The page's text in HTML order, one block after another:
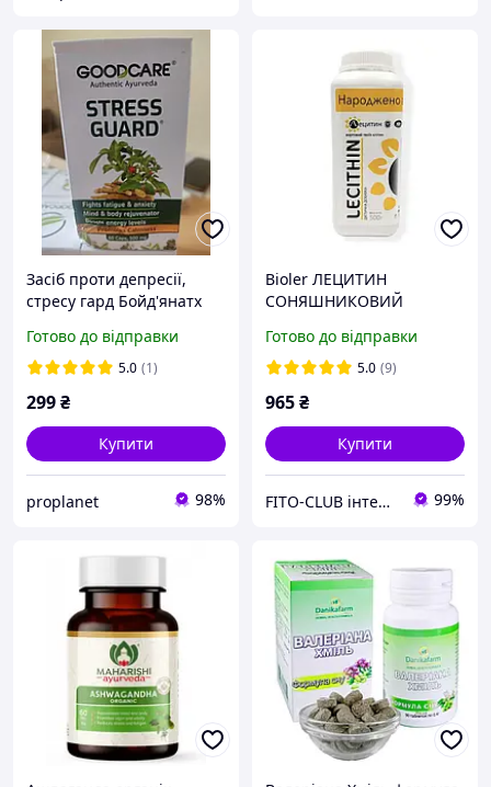
Засіб проти депресії,
стресу гард Бойд'янатх
60 капс
Готово до відправки
5.0 (1)
299₴
Купити
proplanet 98%
Bioler ЛЕЦИТИН
СОНЯШНИКОВИЙ
Готово до відправки
5.0 (9)
965₴
Купити
FITO-CLUB інтернет-магазин 99%